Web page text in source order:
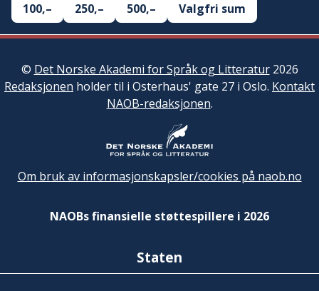
100,–
250,– 500,– Valgfri sum
© Det Norske Akademi for Språk og Litteratur2026
Redaksjonen holder til i Osterhaus' gate 27 i Oslo. Kontakt
NAOB-redaksjonen.
Om bruk av informasjonskapsler/cookies på naob.no
NAOBs finansielle støttespillere i 2026
Staten